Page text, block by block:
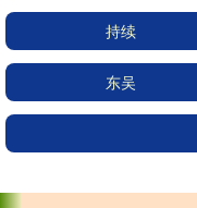
持续
东吴